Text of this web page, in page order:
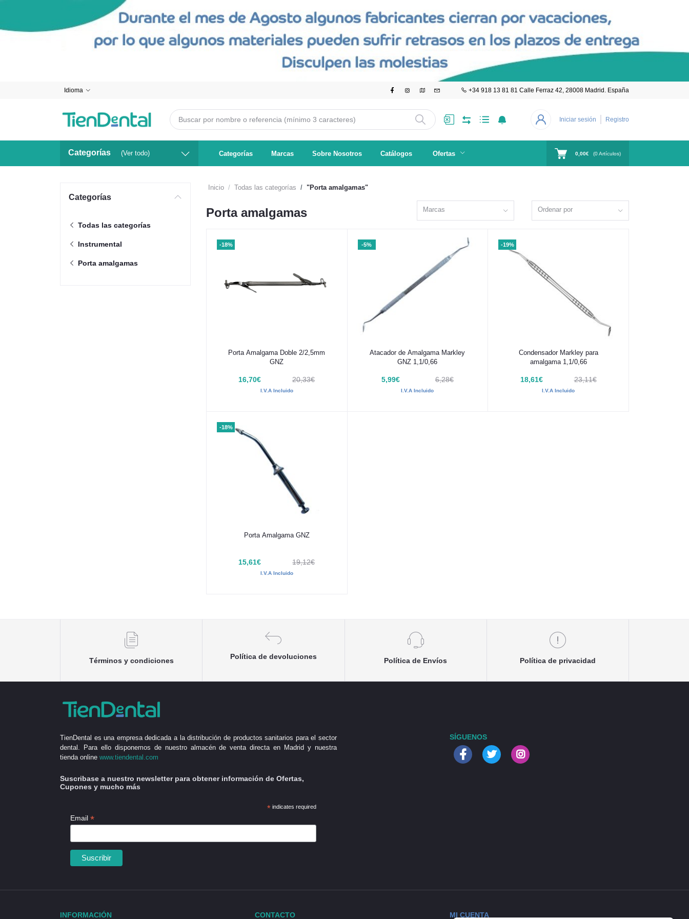
Idioma +34 918 13 81 81 Calle Ferraz 42, 28008 Madrid. España
Iniciar sesión Registro
Categorías (Ver todo) Categorías Marcas Sobre Nosotros Catálogos Ofertas 0,00€ (0Artículos)
Categorías
Todas las categorías
Instrumental
Porta amalgamas
Inicio Todas las categorías "Porta amalgamas"
Porta amalgamas Marcas Ordenar por
-18%
Añadir al carrito
Porta Amalgama Doble 2/2,5mm
GNZ
16,70€ 20,33€
I.V.A Incluido
-5%
Añadir al carrito
Atacador de Amalgama Markley
GNZ 1,1/0,66
5,99€ 6,28€
I.V.A Incluido
-19%
Añadir al carrito
Condensador Markley para
amalgama 1,1/0,66
18,61€ 23,11€
I.V.A Incluido
-18%
Añadir al carrito
Porta Amalgama GNZ
15,61€ 19,12€
I.V.A Incluido
Términos y condiciones
Política de devoluciones
Política de Envíos Política de privacidad
TienDental es una empresa dedicada a la distribución de productos sanitarios para el sector
dental. Para ello disponemos de nuestro almacén de venta directa en Madrid y nuestra
tienda online www.tiendental.com
Suscribase a nuestro newsletter para obtener información de Ofertas,
Cupones y mucho más
* indicates required
Email *
SÍGUENOS
INFORMACIÓN CONTACTO MI CUENTA